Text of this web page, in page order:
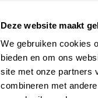
Deze website maakt
We gebruiken cookies
bieden en om ons
site met onze partners
combineren met